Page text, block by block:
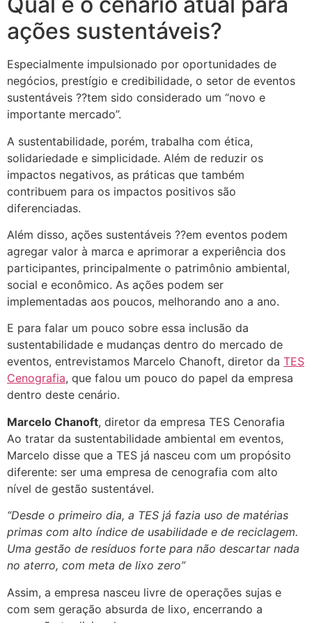
ações sustentáveis?
Especialmente impulsionado por oportunidades de
negócios, prestígio e credibilidade, o setor de eventos
sustentáveis ??tem sido considerado um “novo e
importante mercado”.
A sustentabilidade, porém, trabalha com ética,
solidariedade e simplicidade. Além de reduzir os
impactos negativos, as práticas que também
contribuem para os impactos positivos são
diferenciadas.
Além disso, ações sustentáveis ??em eventos podem
agregar valor à marca e aprimorar a experiência dos
participantes, principalmente o patrimônio ambiental,
social e econômico. As ações podem ser
implementadas aos poucos, melhorando ano a ano.
E para falar um pouco sobre essa inclusão da
sustentabilidade e mudanças dentro do mercado de
eventos, entrevistamos Marcelo Chanoft, diretor da TES
Cenografia, que falou um pouco do papel da empresa
dentro deste cenário.
Marcelo Chanoft, diretor da empresa TES Cenorafia
Ao tratar da sustentabilidade ambiental em eventos,
Marcelo disse que a TES já nasceu com um propósito
diferente: ser uma empresa de cenografia com alto
nível de gestão sustentável.
“Desde o primeiro dia, a TES já fazia uso de matérias
primas com alto índice de usabilidade e de reciclagem.
Uma gestão de resíduos forte para não descartar nada
no aterro, com meta de lixo zero”
Assim, a empresa nasceu livre de operações sujas e
com sem geração absurda de lixo, encerrando a